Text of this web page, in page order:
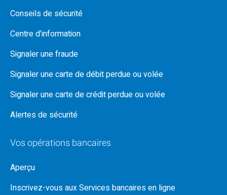
Conseils de sécurité
Centre d’information
Signaler une fraude
Signaler une carte de débit perdue ou volée
Signaler une carte de crédit perdue ou volée
Alertes de sécurité
Vos opérations bancaires
Aperçu
Inscrivez-vous aux Services bancaires en ligne